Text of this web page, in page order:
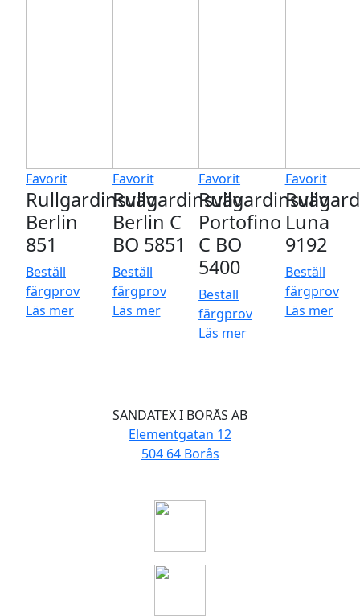
Favorit
Rullgardinsväv
Berlin
851
Beställ
färgprov
Läs mer
Favorit
Rullgardinsväv
Berlin C
BO 5851
Beställ
färgprov
Läs mer
Favorit
Rullgardinsväv
Portofino
C BO
5400
Beställ
färgprov
Läs mer
Favorit
Luna
9192
Beställ
färgprov
Läs mer
SANDATEX I BORÅS AB
Elementgatan 12
504 64 Borås